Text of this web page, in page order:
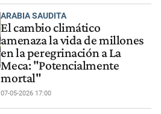
ARABIA SAUDITA
El cambio climático
amenaza la vida de millones
en la peregrinación a La
Meca: "Potencialmente
mortal"
07-05-2026 17:00